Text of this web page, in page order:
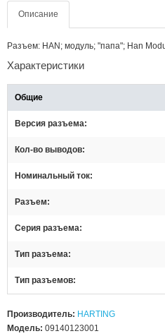
Описание
Разъем: HAN; модуль; "папа"; Han
Характеристики
Общие
Версия разъема
Кол-во выводов
Номинальный ток
Разъем
Серия разъема
Тип разъема
Тип разъемов
Производитель: HARTING
Модель: 09140123001